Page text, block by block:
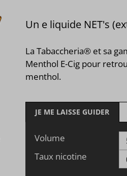
Un e liquide NET's
La Tabaccheria® et sa
Menthol E-Cig pour
menthol.
JE ME LAISSE GUIDER
Volume
Taux nicotine